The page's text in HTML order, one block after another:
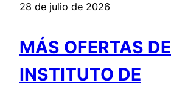
28 de julio de 2026
MÁS OFERTAS DE
INSTITUTO DE